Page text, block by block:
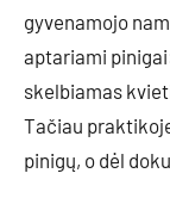
gyvenamojo
aptariami
skelbiamas
Tačiau
pinigų, o dėl